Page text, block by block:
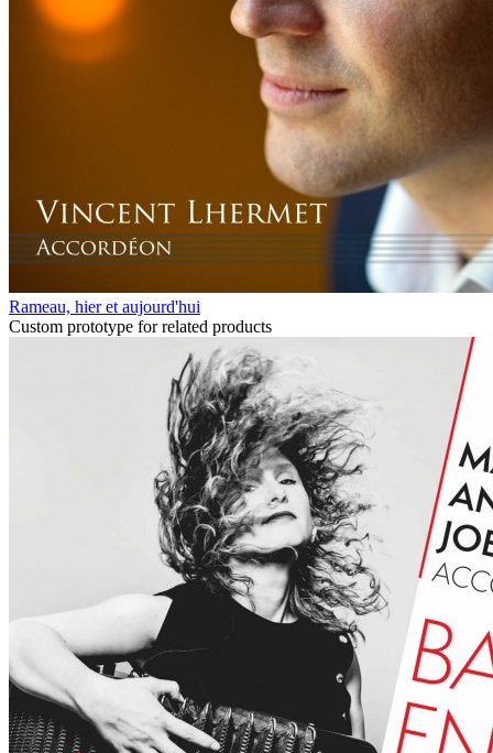
Rameau, hier et aujourd'hui
Custom prototype for related products